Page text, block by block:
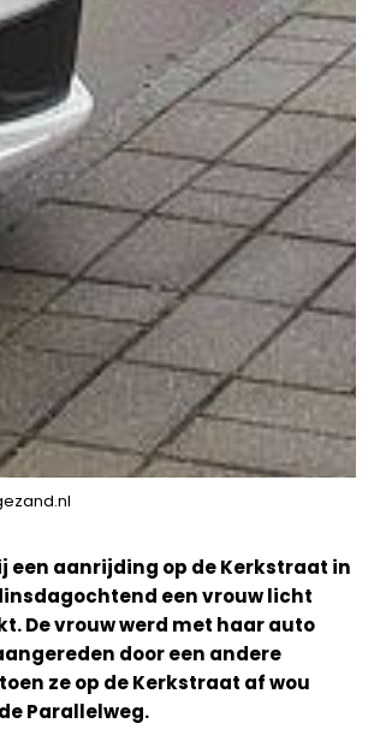
een aanrijding op de Kerkstraat in
een vrouw licht
De vrouw werd met haar auto
door een andere
ze op de Kerkstraat af wou
Parallelweg.